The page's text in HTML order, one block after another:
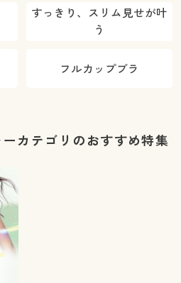
すっきり、スリム見せが叶
う
フルカップブラ
カテゴリのおすすめ特集